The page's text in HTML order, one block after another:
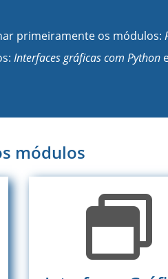
primeiramente os módulos:
Interfaces gráficas com Python
módulos